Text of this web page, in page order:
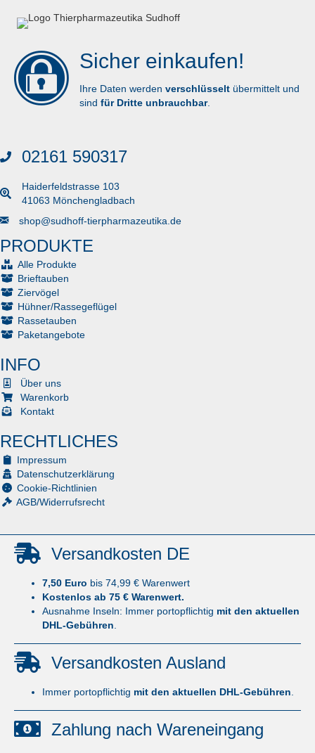
Sicher einkaufen!
Ihre Daten werden verschlüsselt übermittelt und
sind für Dritte unbrauchbar.
02161 590317
Haiderfeldstrasse 103
41063 Mönchengladbach
Senden Sie uns eine E-Mail
shop@sudhoff-tierpharmazeutika.de
PRODUKTE
Alle Produkte
Brieftauben
Ziervögel
Hühner/Rassegeflügel
Rassetauben
Paketangebote
INFO
Über uns
Warenkorb
Kontakt
RECHTLICHES
Impressum
Datenschutzerklärung
Cookie-Richtlinien
AGB/Widerrufsrecht
Versandkosten DE
7,50 Euro bis 74,99 € Warenwert
Kostenlos ab 75 € Warenwert.
Ausnahme Inseln: Immer portopflichtig mit den aktuellen
DHL-Gebühren
Versandkosten Ausland
Immer portopflichtig mit den aktuellen DHL-Gebühren
Zahlung nach Wareneingang